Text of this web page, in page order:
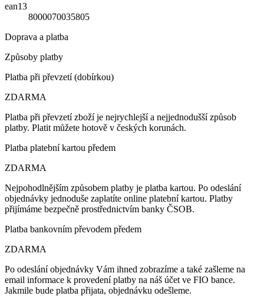
ean13
8000070035805
Doprava a platba
Způsoby platby
Platba při převzetí (dobírkou)
ZDARMA
Platba při převzetí zboží je nejrychlejší a nejjednodušší způsob
platby. Platit můžete hotově v českých korunách.
Platba platební kartou předem
ZDARMA
Nejpohodlnějším způsobem platby je platba kartou. Po odeslání
objednávky jednoduše zaplatíte online platební kartou. Platby
přijímáme bezpečně prostřednictvím banky ČSOB.
Platba bankovním převodem předem
ZDARMA
Po odeslání objednávky Vám ihned zobrazíme a také zašleme na
email informace k provedení platby na náš účet ve FIO bance.
Jakmile bude platba přijata, objednávku odešleme.